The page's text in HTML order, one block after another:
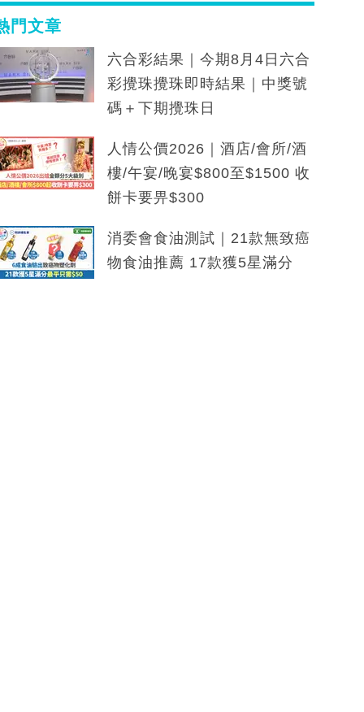
門文章
六合彩結果｜今期8月4日六合
彩攪珠攪珠即時結果｜中獎號
碼＋下期攪珠日
人情公價2026｜酒店/會所/酒
樓/午宴/晚宴$800至$1500 收
餅卡要畀$300
消委會食油測試｜21款無致癌
物食油推薦 17款獲5星滿分